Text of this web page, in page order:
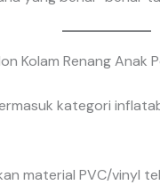
Kolam Renang Anak
kategori
material PVC/vinyl